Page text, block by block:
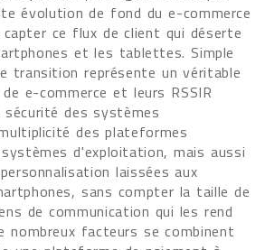
évolution de fond du e-commerce
ce flux de client qui déserte
et les tablettes. Simple
transition représente un véritable
e-commerce et leurs RSSIR
sécurité des systèmes
des plateformes
d'exploitation, mais aussi
laissées aux
sans compter la taille de
de communication qui les rend
nombreux facteurs se combinent